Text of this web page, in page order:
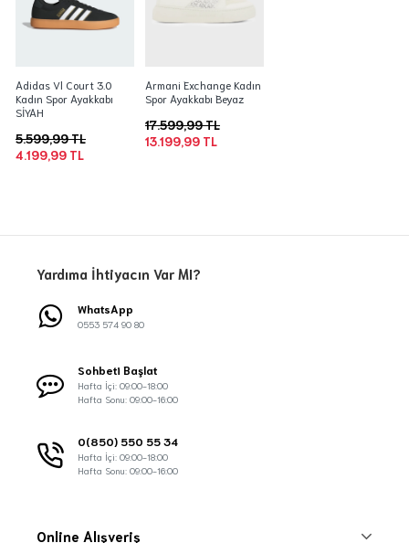
Adidas Vl Court 3.0
Kadın Spor Ayakkabı
SİYAH
4.199,99 TL
5.599,99 TL
Armani Exchange Kadın
Spor Ayakkabı Beyaz
13.199,99 TL
17.599,99 TL
Yardıma İhtiyacın Var MI?
WhatsApp
0553 574 90 80
Sohbeti Başlat
Hafta İçi: 09:00-18:00
Hafta Sonu: 09:00-16:00
0(850) 550 55 34
Hafta İçi: 09:00-18:00
Hafta Sonu: 09:00-16:00
Online Alışveriş